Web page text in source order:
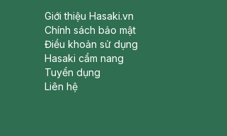
Giới thiệu Hasaki.vn
Chính sách bảo mật
Điều khoản sử dụng
Hasaki cẩm nang
Tuyển dụng
Liên hệ